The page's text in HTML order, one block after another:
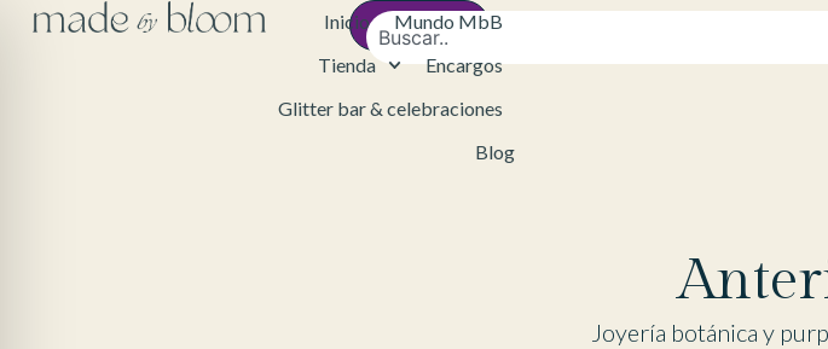
Inicio
Mundo MbB
Tienda
Encargos
Glitter bar & celebraciones
Blog
Contacto
Joyería botánica y